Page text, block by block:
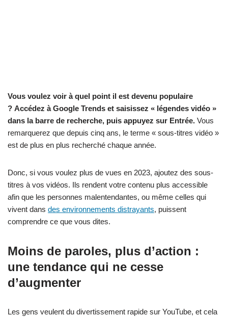
Vous voulez voir à quel point il est devenu populaire
? Accédez à Google Trends et saisissez « légendes vidéo »
dans la barre de recherche, puis appuyez sur Entrée. Vous
remarquerez que depuis cinq ans, le terme « sous-titres vidéo »
est de plus en plus recherché chaque année.
Donc, si vous voulez plus de vues en 2023, ajoutez des sous-
titres à vos vidéos. Ils rendent votre contenu plus accessible
afin que les personnes malentendantes, ou même celles qui
vivent dans des environnements distrayants, puissent
comprendre ce que vous dites.
Moins de paroles, plus d’action :
une tendance qui ne cesse
d’augmenter
Les gens veulent du divertissement rapide sur YouTube, et cela